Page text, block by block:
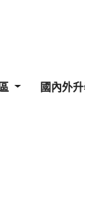
國內外